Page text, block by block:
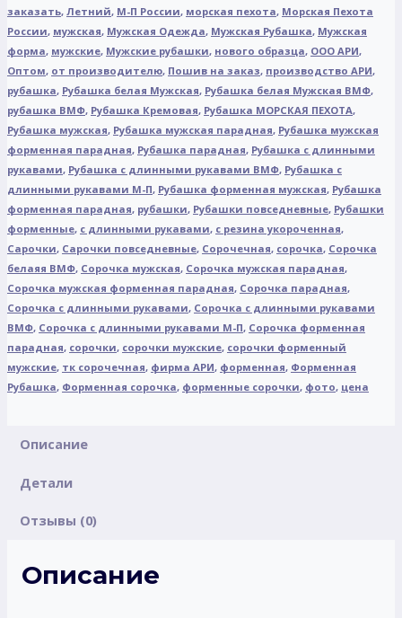
заказать, Летний, М-П России, морская пехота, Морская Пехота
России, мужская, Мужская Одежда, Мужская Рубашка, Мужская
форма, мужские, Мужские рубашки, нового образца, ООО АРИ,
Оптом, от производителю, Пошив на заказ, производство АРИ,
рубашка, Рубашка белая Мужская, Рубашка белая Мужская ВМФ,
рубашка ВМФ, Рубашка Кремовая, Рубашка МОРСКАЯ ПЕХОТА,
Рубашка мужская, Рубашка мужская парадная, Рубашка мужская
форменная парадная, Рубашка парадная, Рубашка с длинными
рукавами, Рубашка с длинными рукавами ВМФ, Рубашка с
длинными рукавами М-П, Рубашка форменная мужская, Рубашка
форменная парадная, рубашки, Рубашки повседневные, Рубашки
форменные, с длинными рукавами, с резина укороченная,
Сарочки, Сарочки повседневные, Сорочечная, сорочка, Сорочка
белаяя ВМФ, Сорочка мужская, Сорочка мужская парадная,
Сорочка мужская форменная парадная, Сорочка парадная,
Сорочка с длинными рукавами, Сорочка с длинными рукавами
ВМФ, Сорочка с длинными рукавами М-П, Сорочка форменная
парадная, сорочки, сорочки мужские, сорочки форменный
мужские, тк сорочечная, фирма АРИ, форменная, Форменная
Рубашка, Форменная сорочка, форменные сорочки, фото, цена
Описание
Детали
Отзывы (0)
Описание